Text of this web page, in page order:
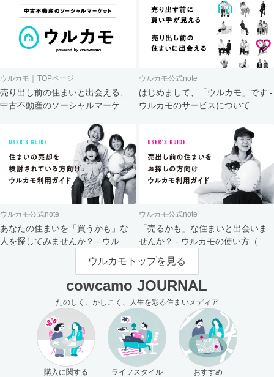
ウルカモ｜TOPページ
売り出し前の住まいと出会える、
中古不動産のソーシャルマーケッ
ウルカモ公式note
はじめまして、「ウルカモ」です -
ウルカモのサービスについて
ウルカモ公式note
あなたの住まいを「買うかも」な
人を探してみませんか？ - ウルカ
ウルカモ公式note
「売るかも」な住まいと出会いま
せんか？ - ウルカモの使い方（買
主さま向け）
ウルカモトップを見る
cowcamo JOURNAL
たのしく、かしこく、人生を彩る住まいメディア
購入に関する
ライフスタイル
おすすめ